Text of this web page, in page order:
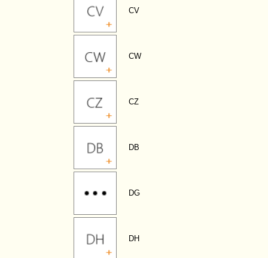
CV
CW
CZ
DB
DG
DH